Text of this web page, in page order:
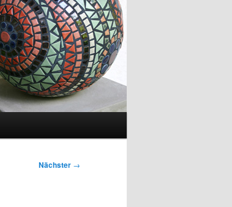
Nächster →